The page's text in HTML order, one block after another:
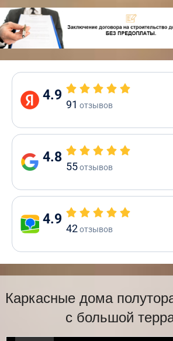
4.9
91 отзывов
4.8
55отзывов
4.9
42отзывов
Каркасные дома
с большой